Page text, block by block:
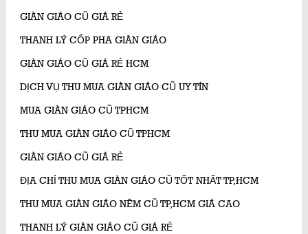
GIÀN GIÁO CŨ GIÁ RẺ
THANH LÝ CỐP PHA GIÀN GIÁO
GIÀN GIÁO CŨ GIÁ RẺ HCM
DỊCH VỤ THU MUA GIÀN GIÁO CŨ UY TÍN
MUA GIÀN GIÁO CŨ TPHCM
THU MUA GIÀN GIÁO CŨ TPHCM
GIÀN GIÁO CŨ GIÁ RẺ
ĐỊA CHỈ THU MUA GIÀN GIÁO CŨ TỐT NHẤT TP,HCM
THU MUA GIÀN GIÁO NÊM CŨ TP,HCM GIÁ CAO
THANH LÝ GIÀN GIÁO CŨ GIÁ RẺ